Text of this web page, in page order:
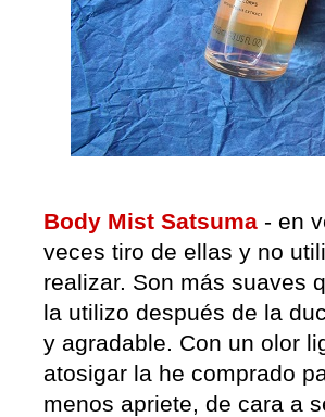
Body Mist Satsuma - en
veces tiro de ellas y no
realizar. Son más suaves
la utilizo después de la
y agradable. Con un olor
atosigar la he comprado
menos apriete, de cara a